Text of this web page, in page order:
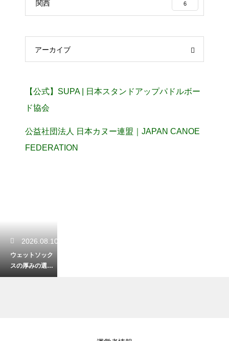
関西 6
アーカイブ
【公式】SUPA | 日本スタンドアップパドルボー
ド協会
公益社団法人 日本カヌー連盟｜JAPAN CANOE
FEDERATION
2026.08.10
ウェットソック
スの厚みの選び
方！水温に合わ